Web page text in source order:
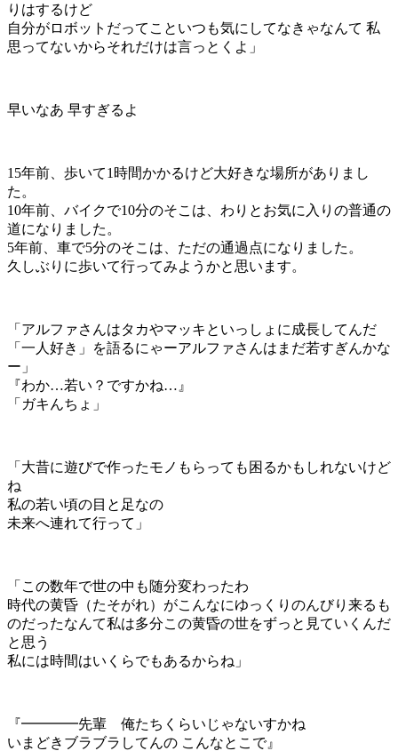
りはするけど
自分がロボットだってこといつも気にしてなきゃなんて 私
思ってないからそれだけは言っとくよ」
早いなあ 早すぎるよ
15年前、歩いて1時間かかるけど大好きな場所がありまし
た。
10年前、バイクで10分のそこは、わりとお気に入りの普通の
道になりました。
5年前、車で5分のそこは、ただの通過点になりました。
久しぶりに歩いて行ってみようかと思います。
「アルファさんはタカやマッキといっしょに成長してんだ
「一人好き」を語るにゃーアルファさんはまだ若すぎんかな
ー」
『わか…若い？ですかね…』
「ガキんちょ」
「大昔に遊びで作ったモノもらっても困るかもしれないけど
ね
私の若い頃の目と足なの
未来へ連れて行って」
「この数年で世の中も随分変わったわ
時代の黄昏（たそがれ）がこんなにゆっくりのんびり来るも
のだったなんて私は多分この黄昏の世をずっと見ていくんだ
と思う
私には時間はいくらでもあるからね」
『━━━━先輩 俺たちくらいじゃないすかね
いまどきブラブラしてんの こんなとこで』